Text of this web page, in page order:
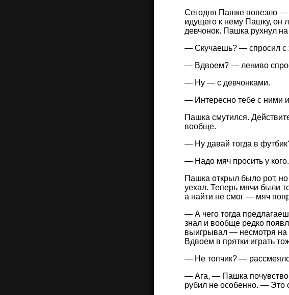
Сегодня Пашке повезло —
идущего к нему Пашку, он
девчонок. Пашка рухнул
— Скучаешь? — спросил с
— Вдвоем? — лениво
— Ну — с девчонками.
— Интересно тебе с ними
Пашка смутился.
вообще.
— Ну давай тогда в
— Надо мяч просить у
Пашка открыл было рот,
уехал. Теперь мячи были
а найти не смог — мяч
— А чего тогда
знал и вообще редко
выигрывал — несмотря на
Вдвоем в прятки играть
— Не топчик? —
— Ага, — Пашка
рубил не особенно. — Это